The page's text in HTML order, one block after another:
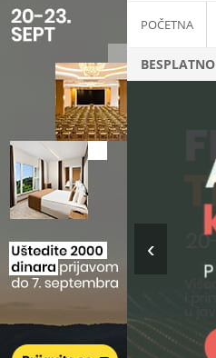
POČETNA
BESPLATNO